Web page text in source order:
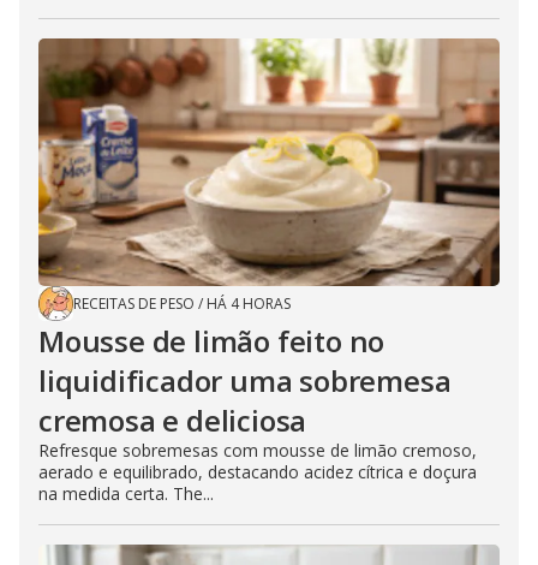
RECEITAS DE PESO / HÁ 4 HORAS
Mousse de limão feito no
liquidificador uma sobremesa
cremosa e deliciosa
Refresque sobremesas com mousse de limão cremoso,
aerado e equilibrado, destacando acidez cítrica e doçura
na medida certa. The...